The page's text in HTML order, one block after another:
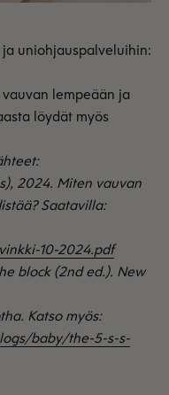
uniohjauspalveluihin:
vauvan lempeään ja
löydät myös
2024. Miten vauvan
Saatavilla:
10-2024.pdf
block (2nd ed.). New
Katso myös:
baby/the-5-s-s-